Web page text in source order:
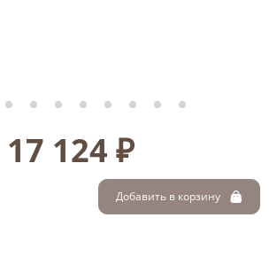
17 124 ₽
Добавить в корзину